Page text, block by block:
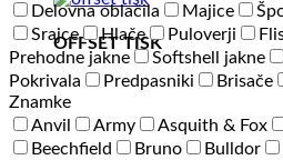
OFFSET TISK
Delovna oblačila
Majice
Srajce
Hlače Puloverji
Prehodne jakne
Softshell jakne
Pokrivala
Predpasniki Brisače
Znamke
Anvil
Army Asquith & Fox
Beechfield
Bruno Bulldor